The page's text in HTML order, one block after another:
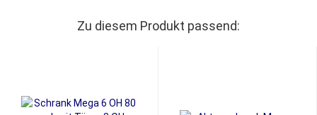
Zu diesem Produkt passend: